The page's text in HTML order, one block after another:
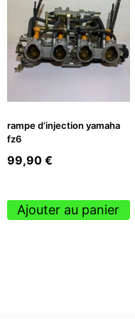
rampe d’injection yamaha
fz6
99,90 €
Ajouter au panier